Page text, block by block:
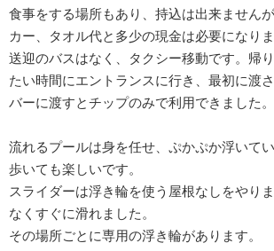
食事をする場所もあり、持込は出来ません
カー、タオル代と多少の現金は必要になりま
送迎のバスはなく、タクシー移動です。帰
たい時間にエントランスに行き、最初に渡
バーに渡すとチップのみで利用できました。
流れるプールは身を任せ、ぷかぷか浮いて
歩いても楽しいです。
スライダーは浮き輪を使う屋根なしをやり
なくすぐに滑れました。
その場所ごとに専用の浮き輪があります。